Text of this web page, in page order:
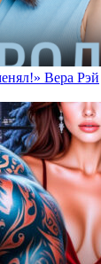
Вера Рэй